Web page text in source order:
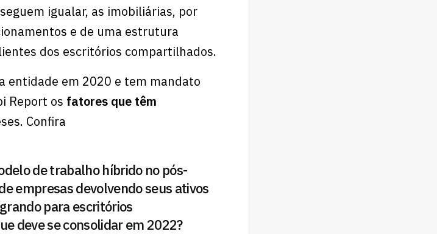
igualar, as imobiliárias, por
e de uma estrutura
dos escritórios compartilhados.
entidade em 2020 e tem mandato
Report os fatores que têm
Confira
de trabalho híbrido no pós-
empresas devolvendo seus ativos
para escritórios
deve se consolidar em 2022?